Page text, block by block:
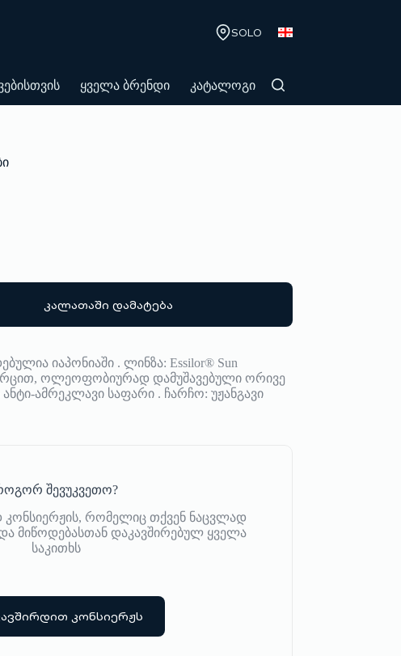
SOLO
ყველა ბრენდი კატალოგი
კალათაში დამატება
იაპონიაში . ლინზა: Essilor® Sun
ოლეოფობიურად დამუშავებული ორივე
ამრეკლავი საფარი . ჩარჩო: უჟანგავი
შევუკვეთო?
რომელიც თქვენ ნაცვლად
და მიწოდებასთან დაკავშირებულ ყველა
საკითხს
კონსიერჟს